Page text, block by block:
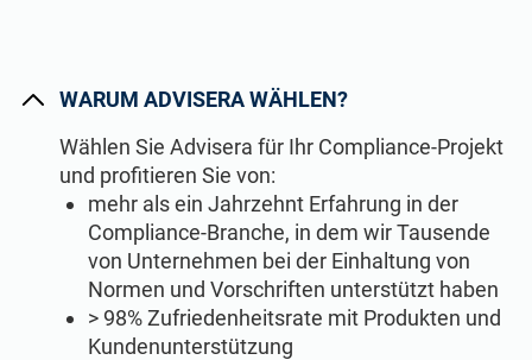
WARUM ADVISERA WÄHLEN?
Wählen Sie Advisera für Ihr Compliance-Projekt
und profitieren Sie von:
mehr als ein Jahrzehnt Erfahrung in der
Compliance-Branche, in dem wir Tausende
von Unternehmen bei der Einhaltung von
Normen und Vorschriften unterstützt haben
> 98% Zufriedenheitsrate mit Produkten und
Kundenunterstützung